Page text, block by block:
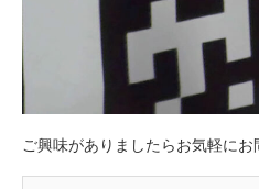
ご興味がありましたらお気軽にお